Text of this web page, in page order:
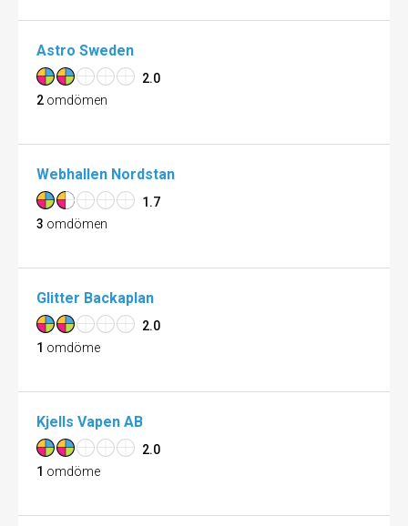
Astro Sweden
2.0
2 omdömen
Webhallen Nordstan
1.7
3 omdömen
Glitter Backaplan
2.0
1 omdöme
Kjells Vapen AB
2.0
1 omdöme